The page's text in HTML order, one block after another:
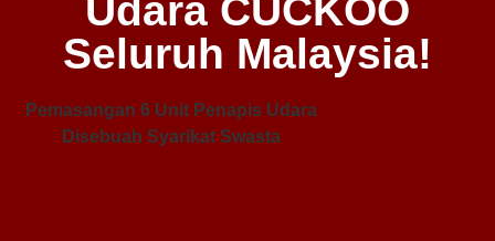
Udara CUCKOO
Seluruh Malaysia!
Pemasangan 6 Unit Penapis Udara
Disebuah Syarikat Swasta